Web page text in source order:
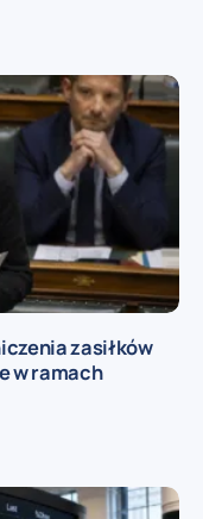
zasiłków
w ramach